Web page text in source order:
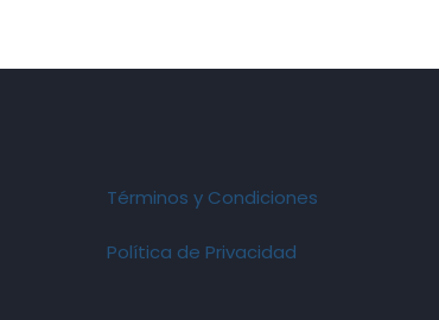
Términos y Condiciones
Política de Privacidad